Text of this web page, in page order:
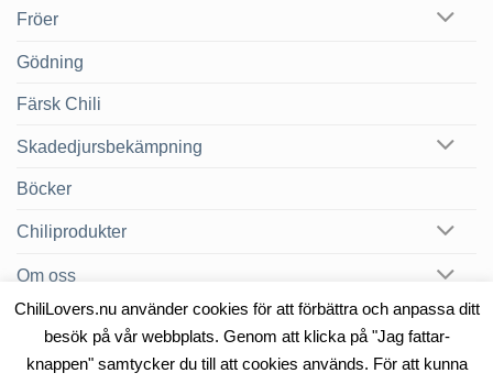
Fröer
Gödning
Färsk Chili
Skadedjursbekämpning
Böcker
Chiliprodukter
Om oss
Chilibloggen
ChiliLovers.nu använder cookies för att förbättra och anpassa ditt
besök på vår webbplats. Genom att klicka på "Jag fattar-
knappen" samtycker du till att cookies används. För att kunna